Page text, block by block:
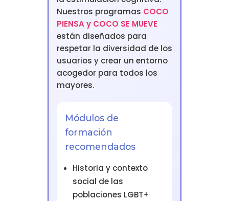
Nuestros programas COCO
PIENSA y COCO SE MUEVE
están diseñados para
respetar la diversidad de los
usuarios y crear un entorno
acogedor para todos los
mayores.
Módulos de
formación
recomendados
Historia y contexto
social de las
poblaciones LGBT+